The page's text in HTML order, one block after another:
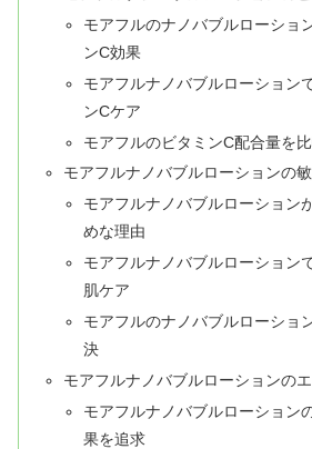
モアフルのナノバブルローショ
ンC効果
モアフルナノバブルローション
ンCケア
モアフルのビタミンC配合量を
モアフルナノバブルローションの
モアフルナノバブルローション
めな理由
モアフルナノバブルローション
肌ケア
モアフルのナノバブルローショ
決
モアフルナノバブルローションの
モアフルナノバブルローション
果を追求